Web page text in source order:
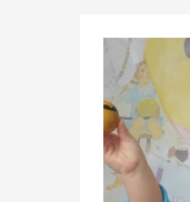
ALL
IN
ONE
–